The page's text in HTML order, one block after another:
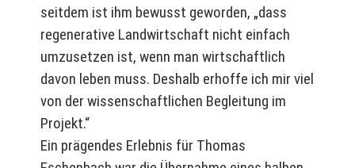
seitdem ist ihm bewusst geworden, „dass
regenerative Landwirtschaft nicht einfach
umzusetzen ist, wenn man wirtschaftlich
davon leben muss. Deshalb erhoffe ich mir viel
von der wissenschaftlichen Begleitung im
Projekt.“
Ein prägendes Erlebnis für Thomas